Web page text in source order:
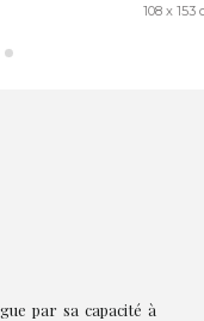
108 x 153
par sa capacité à